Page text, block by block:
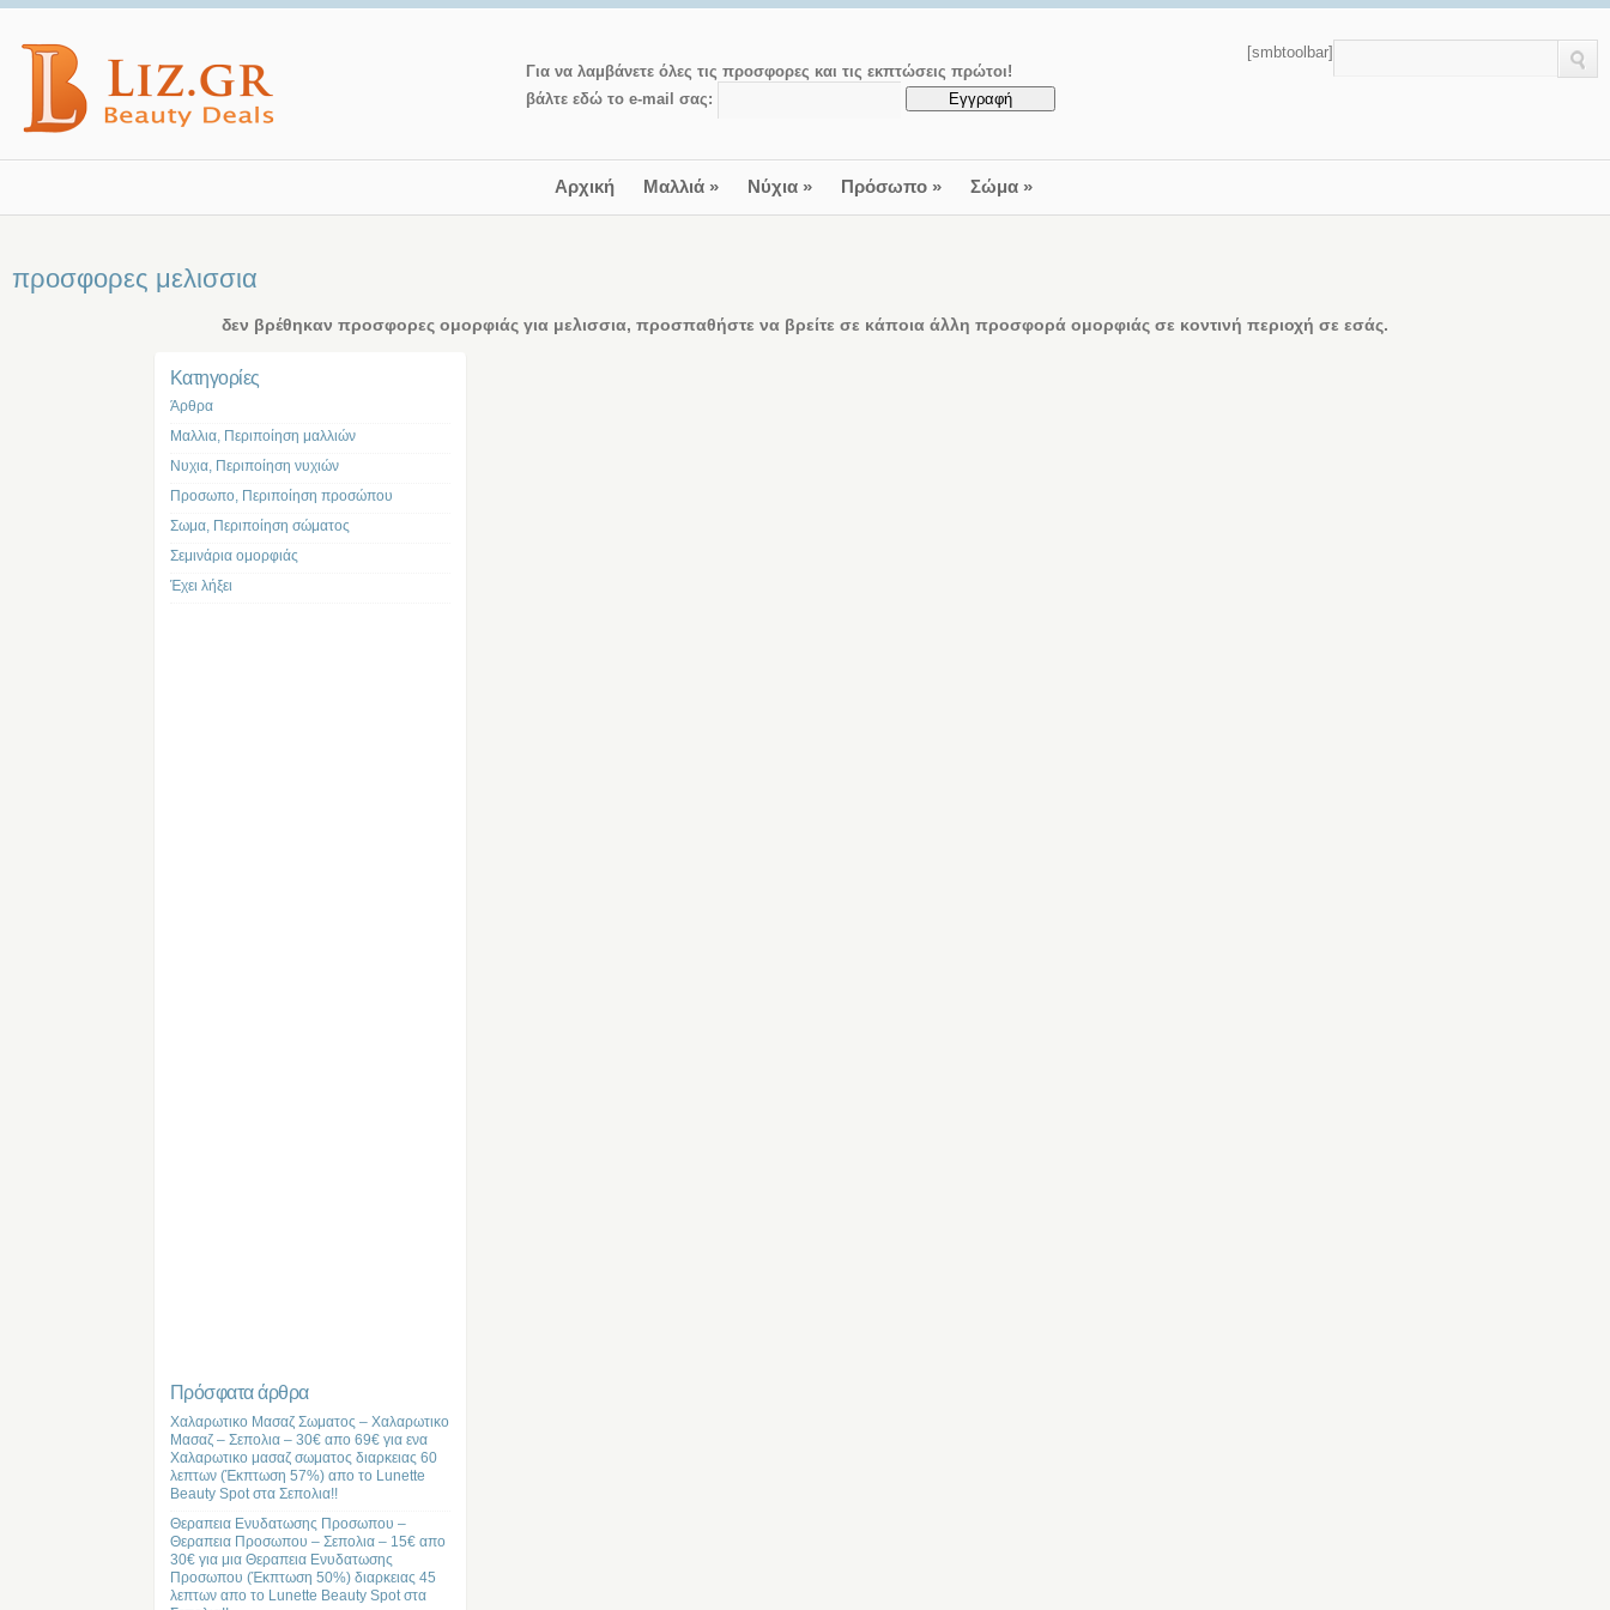
Για να λαμβάνετε όλες τις προσφορες και τις εκπτώσεις πρώτοι!
βάλτε εδώ το e-mail σας:
[smbtoolbar]
Αρχική Μαλλιά» Νύχια» Πρόσωπο» Σώμα»
προσφορες μελισσια
δεν βρέθηκαν προσφορες ομορφιάς για μελισσια, προσπαθήστε να βρείτε σε κάποια άλλη προσφορά ομορφιάς σε κοντινή περιοχή σε εσάς.
Kατηγορίες
Άρθρα
Μαλλια, Περιποίηση μαλλιών
Νυχια, Περιποίηση νυχιών
Προσωπο, Περιποίηση προσώπου
Σωμα, Περιποίηση σώματος
Σεμινάρια ομορφιάς
Έχει λήξει
Πρόσφατα άρθρα
Χαλαρωτικο Μασαζ Σωματος – Χαλαρωτικο
Μασαζ – Σεπολια – 30€ απο 69€ για ενα
Χαλαρωτικο μασαζ σωματος διαρκειας 60
λεπτων (Έκπτωση 57%) απο το Lunette
Beauty Spot στα Σεπολια!!
Θεραπεια Ενυδατωσης Προσωπου –
Θεραπεια Προσωπου – Σεπολια – 15€ απο
30€ για μια Θεραπεια Ενυδατωσης
Προσωπου (Έκπτωση 50%) διαρκειας 45
λεπτων απο το Lunette Beauty Spot στα